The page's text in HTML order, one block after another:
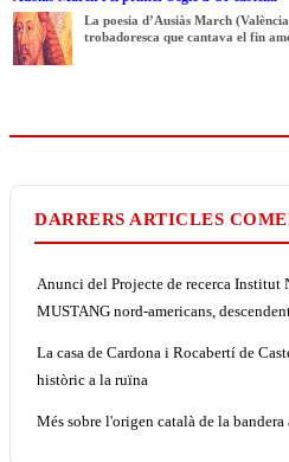
La poesia d’Ausiàs March
trobadoresca que cantava el fin
DARRERS ARTICLES
Anunci del Projecte de recerca Institut
MUSTANG nord-americans,
La casa de Cardona i Rocabertí de
històric a la ruïna
Més sobre l'origen català de la bandera